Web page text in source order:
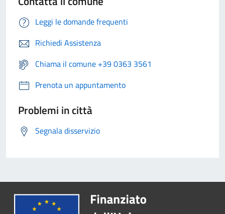
Leggi le domande frequenti
Richiedi Assistenza
Chiama il comune +39 0363 3561
Prenota un appuntamento
Problemi in città
Segnala disservizio